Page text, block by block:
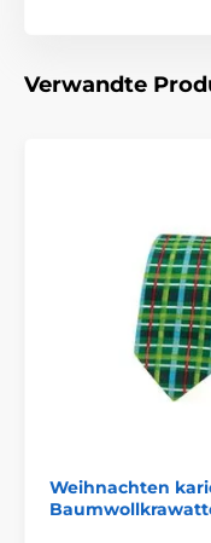
Verwandte
Weihnachten